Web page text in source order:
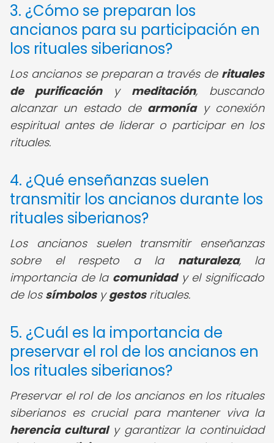
3. ¿Cómo se preparan los
ancianos para su participación en
los rituales siberianos?
Los ancianos se preparan a través de rituales
de purificacióny meditación, buscando
alcanzar un estado de armoníay conexión
espiritual antes de liderar o participar en los
rituales.
4. ¿Qué enseñanzas suelen
transmitir los ancianos durante los
rituales siberianos?
Los ancianos suelen transmitir enseñanzas
sobre el respeto a la naturaleza, la
importancia de la comunidady el significado
de los símbolosygestosrituales.
5. ¿Cuál es la importancia de
preservar el rol de los ancianos en
los rituales siberianos?
Preservar el rol de los ancianos en los rituales
siberianos es crucial para mantener viva la
herencia culturaly garantizar la continuidad